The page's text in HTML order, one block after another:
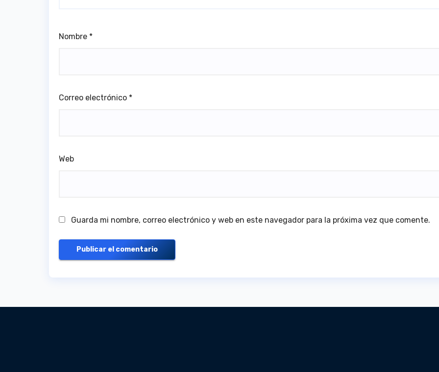
Nombre *
Correo electrónico *
Web
Guarda mi nombre, correo electrónico y web en este navegador para la próxima vez que comente.